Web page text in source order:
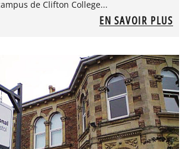
de Clifton College...
EN SAVOIR PLUS